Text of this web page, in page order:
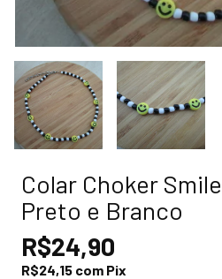
Colar Choker
Preto e Branco
R$24,90
R$24,15 com Pix